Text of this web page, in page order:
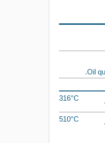
Oil
316°C
510°C